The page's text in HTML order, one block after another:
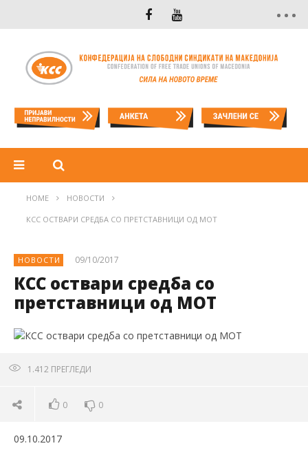
HOME НОВОСТИ
КСС ОСТВАРИ СРЕДБА СО ПРЕТСТАВНИЦИ ОД МОТ
НОВОСТИ 09/10/2017
КСС оствари средба со
претставници од МОТ
1.412 ПРЕГЛЕДИ
0 0
09.10.2017